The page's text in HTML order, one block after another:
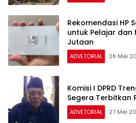
Rekomendasi HP
untuk Pelajar dan
Jutaan
ADVETORIAL 28 Mei
Komisi I DPRD
Segera Terbitkan
ADVETORIAL 27 Mei